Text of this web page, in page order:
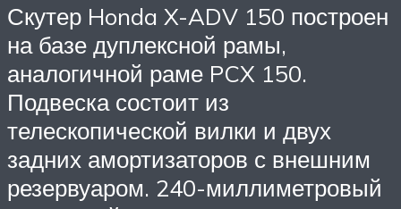
Скутер Honda X-ADV 150 построен
на базе дуплексной рамы,
аналогичной раме PCX 150.
Подвеска состоит из
телескопической вилки и двух
задних амортизаторов с внешним
резервуаром. 240-миллиметровый